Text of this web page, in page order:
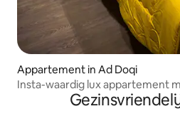
Appartement in Ad Doqi
Insta-waardig lux appartement